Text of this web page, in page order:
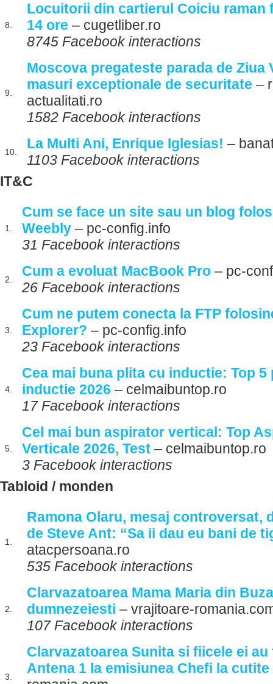
8.
Locuitorii din cartierul Coiciu raman
14 ore – cugetliber.ro
8745 Facebook interactions
9.
Moscova pregateste parada de Ziua
masuri exceptionale de securitate –
actualitati.ro
1582 Facebook interactions
10.
La Multi Ani, Enrique Iglesias! –
1103 Facebook interactions
IT&C
1.
Cum se face un site sau un blog
Weebly – pc-config.info
31 Facebook interactions
2.
Cum a evoluat MacBook Pro – pc-
26 Facebook interactions
3.
Cum ne putem conecta la FTP
Explorer? – pc-config.info
23 Facebook interactions
4.
Cea mai buna plita cu inductie: Top
inductie 2026 – celmaibuntop.ro
17 Facebook interactions
5.
Cel mai bun aspirator vertical: Top
Verticale 2026, Test – celmaibuntop.ro
3 Facebook interactions
Tabloid / monden
1.
Ramona Olaru, mesaj controversat,
de Steve Ant: “Sa ii dau eu bani de
atacpersoana.ro
535 Facebook interactions
2.
Clarvazatoarea Mama Maria din
dumnezeiesti – vrajitoare-
107 Facebook interactions
3.
Clarvazatoarea Sunita si fiicele ei
Antena 1 la emisiunea Chefi la cutite